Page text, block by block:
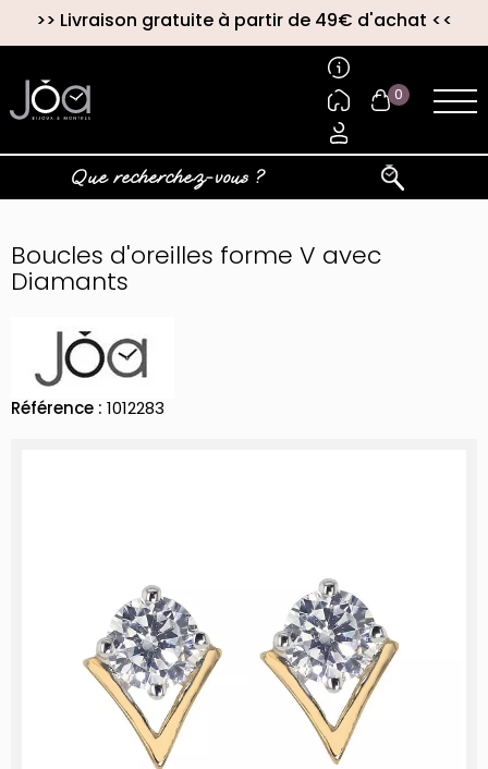
>> Livraison gratuite à partir de 49€ d'achat <<
0
Boucles d'oreilles forme V avec
Diamants
Référence : 1012283